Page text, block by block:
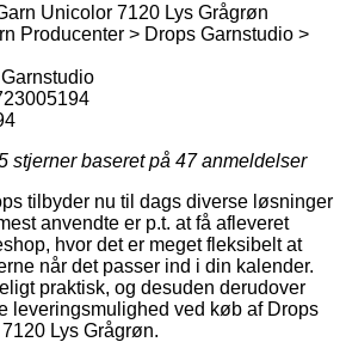
Unicolor 7120 Lys Grågrøn
Producenter > Drops Garnstudio >
stjerner baseret på 47anmeldelser
tilbyder nu til dags diverse løsninger
anvendte er p.t. at få afleveret
hvor det er meget fleksibelt at
når det passer ind i din kalender.
praktisk, og desuden derudover
leveringsmulighed ved køb af Drops
Lys Grågrøn.